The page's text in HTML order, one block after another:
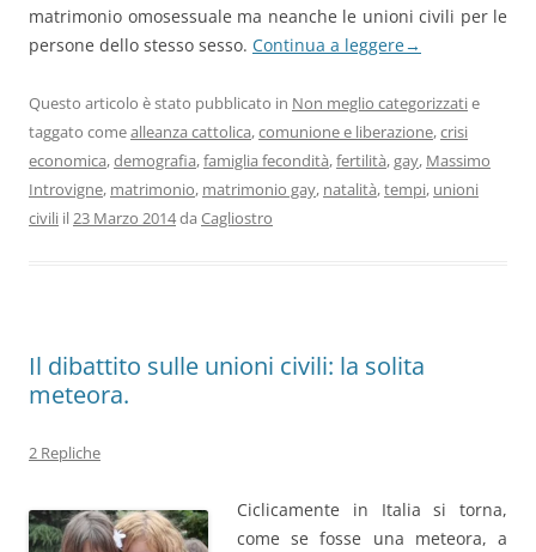
matrimonio omosessuale ma neanche le unioni civili per le
persone dello stesso sesso. Continua a leggere→
Questo articolo è stato pubblicato in Non meglio categorizzatie
taggato comealleanza cattolica,comunione e liberazione,crisi
economica,demografia,famiglia fecondità,fertilità,gay, Massimo
Introvigne, matrimonio, matrimonio gay, natalità,tempi, unioni
civili il23 Marzo 2014da Cagliostro
Il dibattito sulle unioni civili: la solita
meteora.
2 Repliche
Ciclicamente in Italia si torna,
come se fosse una meteora, a